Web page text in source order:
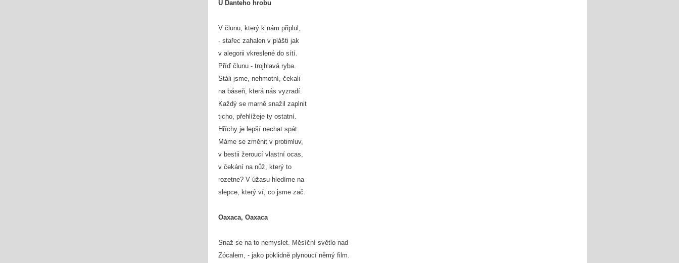
U Danteho hrobu
V člunu, který k nám připlul,
- stařec zahalen v plášti jak
v alegorii vkreslené do sítí.
Příď člunu - trojhlavá ryba.
Stáli jsme, nehmotní, čekali
na báseň, která nás vyzradí.
Každý se marně snažil zaplnit
ticho, přehlížeje ty ostatní.
Hříchy je lepší nechat spát.
Máme se změnit v protimluv,
v bestii žeroucí vlastní ocas,
v čekání na nůž, který to
rozetne? V úžasu hledíme na
slepce, který ví, co jsme zač.
Oaxaca, Oaxaca
Snaž se na to nemyslet. Měsíční světlo nad
Zócalem, - jako poklidně plynoucí němý film.